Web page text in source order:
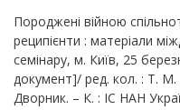
«Публічне
управління
та
адміністрування
в
Породжені війною
реципієнти : матеріали
семінару, м. Київ, 25
документ]/ ред. кол. : Т.
Дворник. – К. : ІС НАН